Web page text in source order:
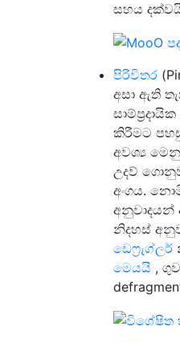
සහය
පිරිවිතර
අසා ඇති
කිරීමට
අවශ්‍ය
උදව්
අංගය.
අනුවාදයන්
නිදහස්
ඩෙෆ්‍රැග්ලර්
මෙයයි ,